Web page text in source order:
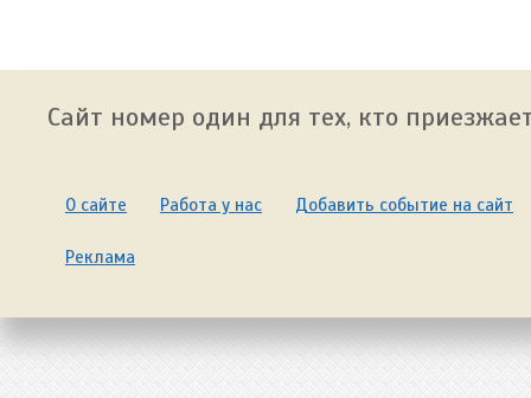
Сайт номер один для тех, кто
О сайте Работа у нас Добавить событие на сайт
Реклама